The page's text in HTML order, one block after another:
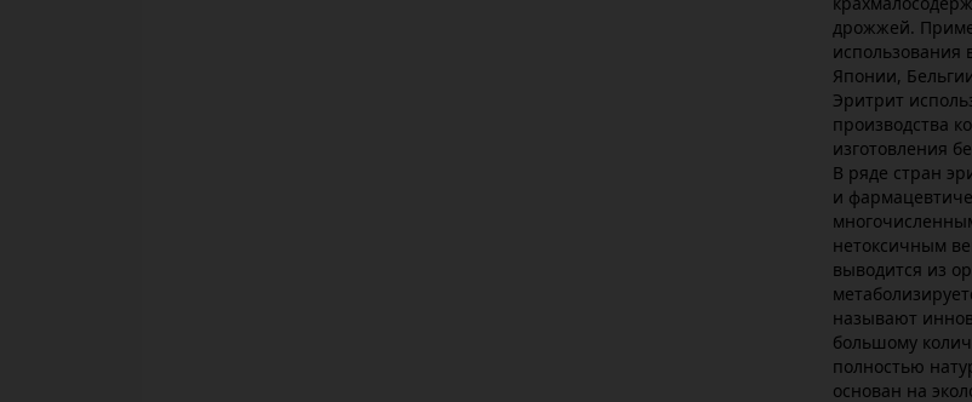
дрожжей.
Японии,
Эритрит
производства
изготовления
В ряде стран
и
нетоксичным
выводится из
называют
большому
полностью
основан на